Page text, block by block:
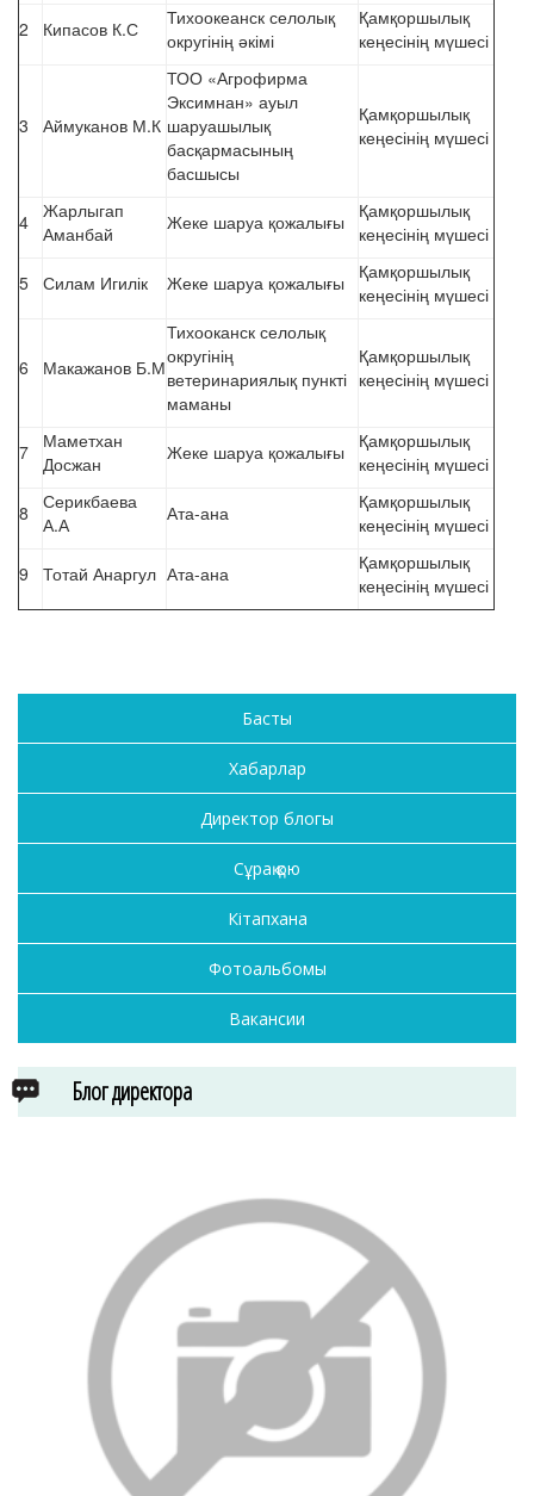
2 Кипасов К.С
Тихоокеанск селолық
округінің әкімі
Қамқоршылық
кеңесінің мүшесі
3 Аймуканов М.К
ТОО «Агрофирма
Эксимнан» ауыл
шаруашылық
басқармасының
басшысы
Қамқоршылық
кеңесінің мүшесі
4 Жарлыгап
Аманбай
Жеке шаруа қожалығы
Қамқоршылық
кеңесінің мүшесі
5 Силам Игилік Жеке шаруа қожалығы
Қамқоршылық
кеңесінің мүшесі
6 Макажанов Б.М
Тихооканск селолық
округінің
ветеринариялық пункті
маманы
Қамқоршылық
кеңесінің мүшесі
7
Маметхан
Досжан
Жеке шаруа қожалығы
Қамқоршылық
кеңесінің мүшесі
8
Серикбаева
А.А
Ата-ана
Қамқоршылық
кеңесінің мүшесі
9 Тотай Анаргул Ата-ана
Қамқоршылық
кеңесінің мүшесі
Басты
Хабарлар
Директор блогы
Сұрақ қою
Кітапхана
Фотоальбомы
Вакансии
Блог директора